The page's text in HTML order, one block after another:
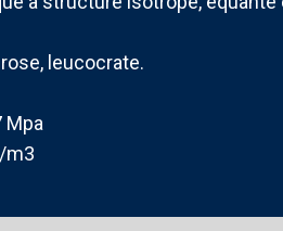
leucocrate.
Mpa
m3